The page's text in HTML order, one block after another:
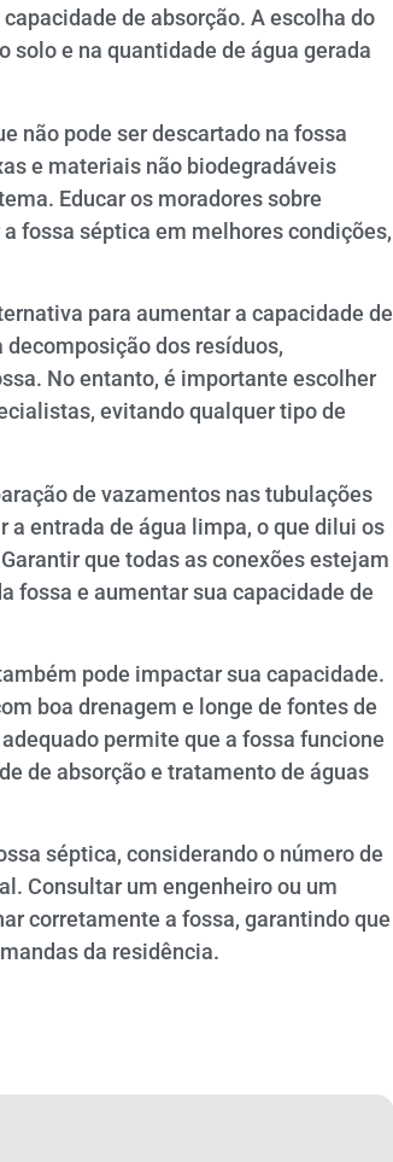
de absorção. A escolha do
e na quantidade de água gerada
não pode ser descartado na fossa
e materiais não biodegradáveis
Educar os moradores sobre
fossa séptica em melhores condições,
para aumentar a capacidade de
dos resíduos,
No entanto, é importante escolher
evitando qualquer tipo de
de vazamentos nas tubulações
entrada de água limpa, o que dilui os
que todas as conexões estejam
fossa e aumentar sua capacidade de
pode impactar sua capacidade.
boa drenagem e longe de fontes de
permite que a fossa funcione
de absorção e tratamento de águas
séptica, considerando o número de
Consultar um engenheiro ou um
corretamente a fossa, garantindo que
da residência.